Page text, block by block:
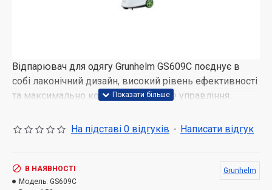
Відпарювач для одягу Grunhelm GS609C поєднує в
собі лаконічний дизайн, високий рівень ефективності
та максимально комфортне і просте управління.
біло-зеленого кольору з підошвою з нержавіючої
складок на одязі.
На підставі 0 відгуків - Написати відгук
В НАЯВНОСТІ
Модель: GS609C
Grunhelm